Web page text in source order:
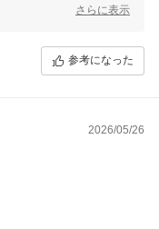
。末永くご愛用いただけ
さらに表示
参考になった
2026/05/26